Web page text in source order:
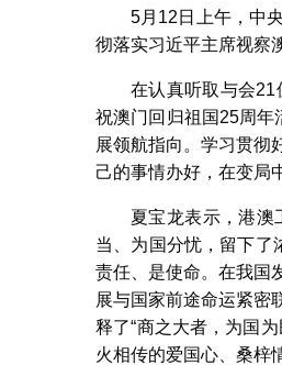
5月12日上午，中
彻落实习近平主席视察
在认真听取与会
祝澳门回归祖国25周年
展领航指向。学习贯彻
己的事情办好，在变局
夏宝龙表示，港澳
当、为国分忧，留下了
责任、是使命。在我国
展与国家前途命运紧密
释了“商之大者，为国
火相传的爱国心、桑梓